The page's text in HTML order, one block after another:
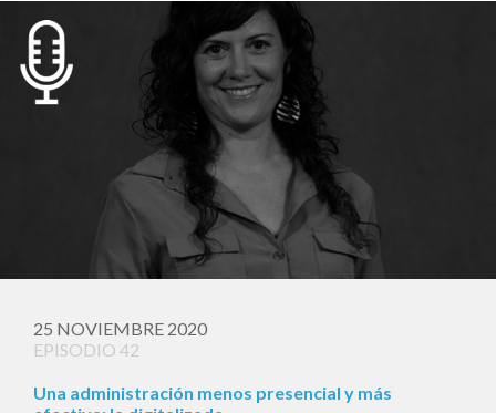
25 NOVIEMBRE 2020
EPISODIO 42
Una administración menos presencial y más